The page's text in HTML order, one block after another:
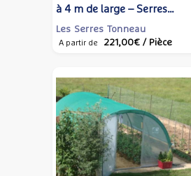
à 4 m de large – Serres
Tonneau
Les Serres Tonneau
A partir de 221,00€ / Pièce